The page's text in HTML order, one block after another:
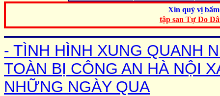
Xin quý vị bấm
tập san Tự Do
- TÌNH HÌNH XUNG QUANH
TOÀN BỊ CÔNG AN HÀ NỘI
NHỮNG NGÀY QUA